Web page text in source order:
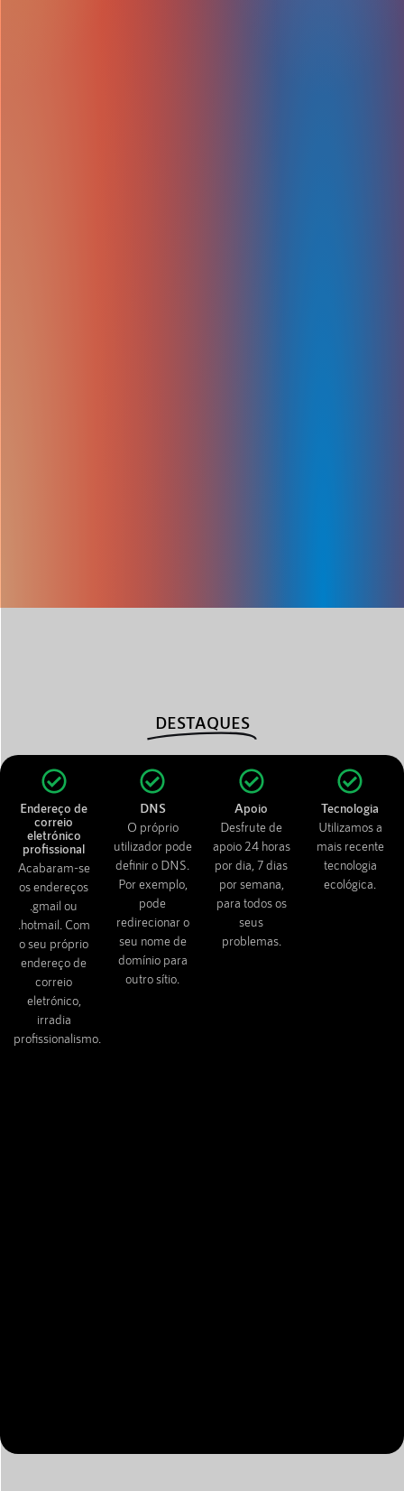
Endereço de
correio
eletrónico
profissional
Acabaram-se
os endereços
.gmail ou
.hotmail. Com
o seu próprio
endereço de
correio
eletrónico,
irradia
profissionalismo.
DNS
O próprio
utilizador pode
definir o DNS.
Por exemplo,
pode
redirecionar o
seu nome de
domínio para
outro sítio.
Apoio
Desfrute de
apoio 24 horas
por dia, 7 dias
por semana,
para todos os
seus
problemas.
Tecnologia
Utilizamos a
mais recente
tecnologia
ecológica.
DESTAQUES